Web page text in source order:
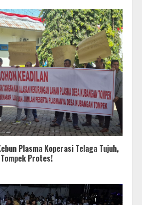
Plasma Koperasi Telaga Tujuh,
Protes!